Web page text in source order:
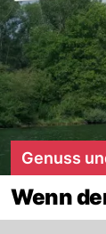
Genuss
Wenn